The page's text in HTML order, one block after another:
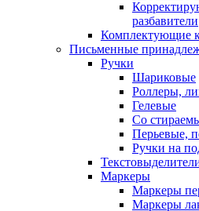
разбавители
Комплектующие
Письменные
Ручки
Шариковые
Роллеры,
Гелевые
Со
Перьевые,
Ручки на
Маркеры
Маркеры
Маркеры